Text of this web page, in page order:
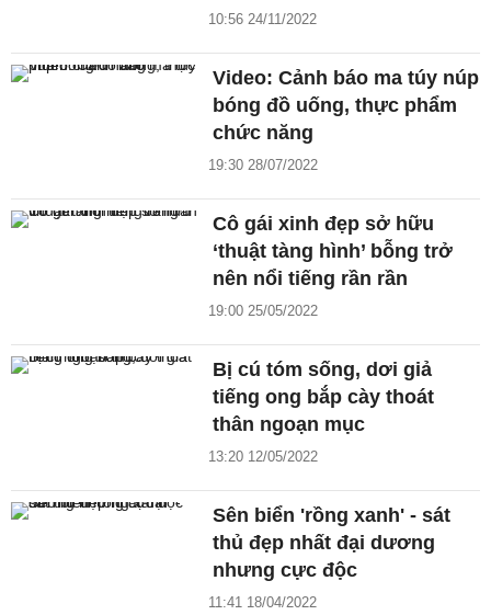
10:56 24/11/2022
Video: Cảnh báo ma túy núp
bóng đồ uống, thực phẩm
chức năng
19:30 28/07/2022
Cô gái xinh đẹp sở hữu
‘thuật tàng hình’ bỗng trở
nên nổi tiếng rần rần
19:00 25/05/2022
Bị cú tóm sống, dơi giả
tiếng ong bắp cày thoát
thân ngoạn mục
13:20 12/05/2022
Sên biển 'rồng xanh' - sát
thủ đẹp nhất đại dương
nhưng cực độc
11:41 18/04/2022